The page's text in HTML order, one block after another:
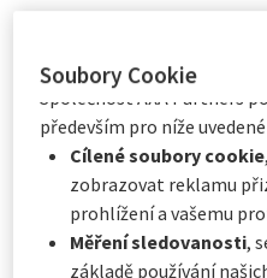
Škoda Auto
AXA Partners CEE se spojila
marketingové nástroje k
cestovní pojištění.
Během lyžařské sezóny,
proudí do zahraničí za
kampaň řidičůmexkluzivní
Soubory Cookie
stránek.
Společnost AXA Partners
především pro níže
Cílené soubory cookie
zobrazovat reklamu
prohlížení a vašemu
Měření sledovanosti,
základě používání